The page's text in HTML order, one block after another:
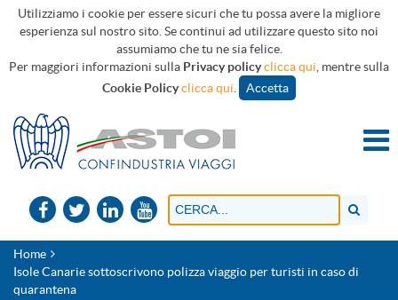
Utilizziamo i cookie per essere sicuri che tu possa avere la migliore
esperienza sul nostro sito. Se continui ad utilizzare questo sito noi
assumiamo che tu ne sia felice.
Per maggiori informazioni sulla Privacy policyclicca qui , mentre sulla
Cookie Policyclicca qui Accetta
Home
Isole Canarie sottoscrivono polizza viaggio per turisti in caso di
quarantena